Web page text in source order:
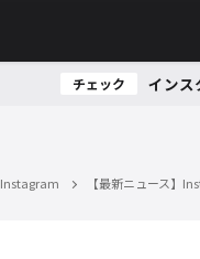
チェック インス
Instagram 【最新ニュース】